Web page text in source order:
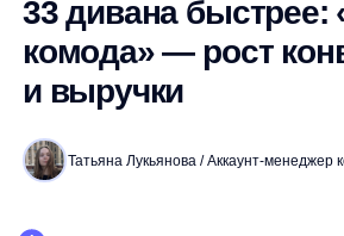
и выручки
3 минуты
Сделаем
и бизнес-показателейвашего